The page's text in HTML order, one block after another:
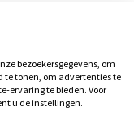
bezoekersgegevens, om
te tonen, om advertenties te
ervaring te bieden. Voor
u de instellingen.